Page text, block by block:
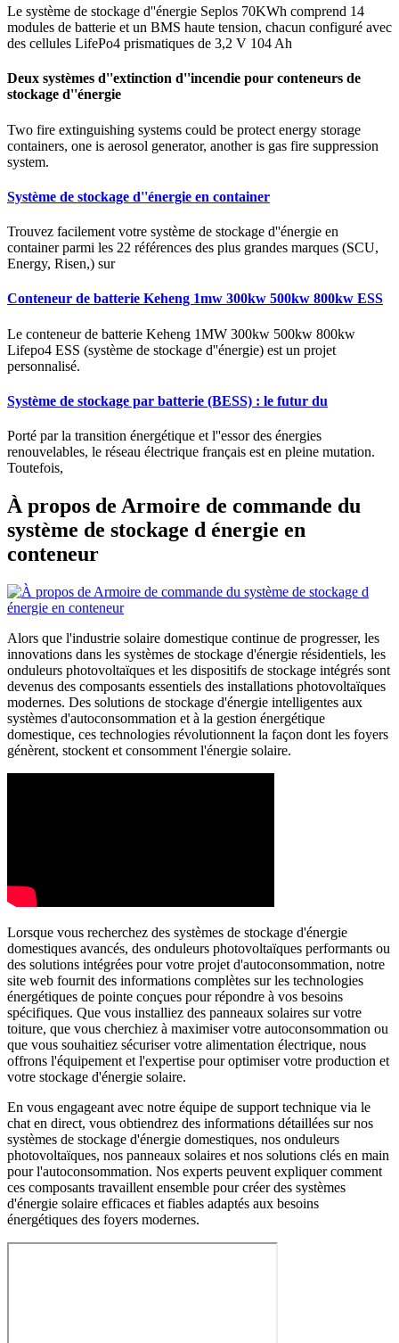
Le système de stockage d''énergie Seplos 70KWh comprend 14
modules de batterie et un BMS haute tension, chacun configuré avec
des cellules LifePo4 prismatiques de 3,2 V 104 Ah
Deux systèmes d''extinction d''incendie pour conteneurs de
stockage d''énergie
Two fire extinguishing systems could be protect energy storage
containers, one is aerosol generator, another is gas fire suppression
system.
Système de stockage d''énergie en container
Trouvez facilement votre système de stockage d''énergie en
container parmi les 22 références des plus grandes marques (SCU,
Energy, Risen,) sur
Conteneur de batterie Keheng 1mw 300kw 500kw 800kw ESS
Le conteneur de batterie Keheng 1MW 300kw 500kw 800kw
Lifepo4 ESS (système de stockage d''énergie) est un projet
personnalisé.
Système de stockage par batterie (BESS) : le futur du
Porté par la transition énergétique et l''essor des énergies
renouvelables, le réseau électrique français est en pleine mutation.
Toutefois,
À propos de Armoire de commande du
système de stockage d énergie en
conteneur
Alors que l'industrie solaire domestique continue de progresser, les
innovations dans les systèmes de stockage d'énergie résidentiels, les
onduleurs photovoltaïques et les dispositifs de stockage intégrés sont
devenus des composants essentiels des installations photovoltaïques
modernes. Des solutions de stockage d'énergie intelligentes aux
systèmes d'autoconsommation et à la gestion énergétique
domestique, ces technologies révolutionnent la façon dont les foyers
génèrent, stockent et consomment l'énergie solaire.
Lorsque vous recherchez des systèmes de stockage d'énergie
domestiques avancés, des onduleurs photovoltaïques performants ou
des solutions intégrées pour votre projet d'autoconsommation, notre
site web fournit des informations complètes sur les technologies
énergétiques de pointe conçues pour répondre à vos besoins
spécifiques. Que vous installiez des panneaux solaires sur votre
toiture, que vous cherchiez à maximiser votre autoconsommation ou
que vous souhaitiez sécuriser votre alimentation électrique, nous
offrons l'équipement et l'expertise pour optimiser votre production et
votre stockage d'énergie solaire.
En vous engageant avec notre équipe de support technique via le
chat en direct, vous obtiendrez des informations détaillées sur nos
systèmes de stockage d'énergie domestiques, nos onduleurs
photovoltaïques, nos panneaux solaires et nos solutions clés en main
pour l'autoconsommation. Nos experts peuvent expliquer comment
ces composants travaillent ensemble pour créer des systèmes
d'énergie solaire efficaces et fiables adaptés aux besoins
énergétiques des foyers modernes.